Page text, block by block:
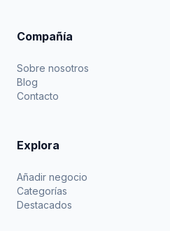
Compañía
Sobre nosotros
Blog
Contacto
Explora
Añadir negocio
Categorías
Destacados